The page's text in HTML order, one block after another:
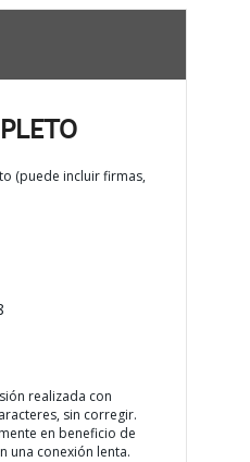
(puede incluir firmas,
realizada con
sin corregir.
en beneficio de
una conexión lenta.